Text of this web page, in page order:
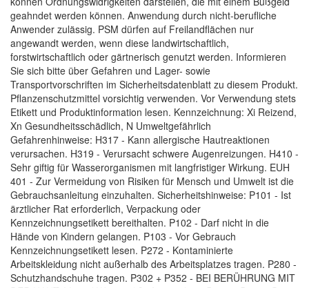
geahndet werden können. Anwendung durch nicht-berufliche
Anwender zulässig. PSM dürfen auf Freilandflächen nur
angewandt werden, wenn diese landwirtschaftlich,
forstwirtschaftlich oder gärtnerisch genutzt werden. Informieren
Sie sich bitte über Gefahren und Lager- sowie
Transportvorschriften im Sicherheitsdatenblatt zu diesem Produkt.
Pflanzenschutzmittel vorsichtig verwenden. Vor Verwendung stets
Etikett und Produktinformation lesen. Kennzeichnung: Xi Reizend,
Xn Gesundheitsschädlich, N Umweltgefährlich
Gefahrenhinweise: H317 - Kann allergische Hautreaktionen
verursachen. H319 - Verursacht schwere Augenreizungen. H410 -
Sehr giftig für Wasserorganismen mit langfristiger Wirkung. EUH
401 - Zur Vermeidung von Risiken für Mensch und Umwelt ist die
Gebrauchsanleitung einzuhalten. Sicherheitshinweise: P101 - Ist
ärztlicher Rat erforderlich, Verpackung oder
Kennzeichnungsetikett bereithalten. P102 - Darf nicht in die
Hände von Kindern gelangen. P103 - Vor Gebrauch
Kennzeichnungsetikett lesen. P272 - Kontaminierte
Arbeitskleidung nicht außerhalb des Arbeitsplatzes tragen. P280 -
Schutzhandschuhe tragen. P302 + P352 - BEI BERÜHRUNG MIT